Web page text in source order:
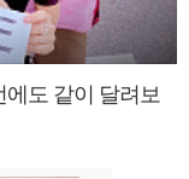
에도 같이 달려보